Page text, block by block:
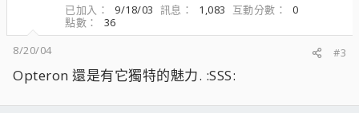
已加入
9/18/03 訊息 1,083 互動分數
0
點數
36
8/20/04
#3
Opteron 還是有它獨特的魅力. :SSS: